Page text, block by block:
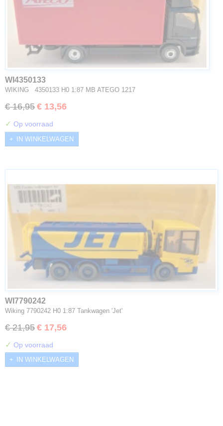
WI4350133
WIKING 4350133 H0 1:87 MB ATEGO 1217
€ 16,95 € 13,56
✓ Op voorraad
IN WINKELWAGEN
WI7790242
Wiking 7790242 H0 1:87 Tankwagen 'Jet'
€ 21,95 € 17,56
✓ Op voorraad
IN WINKELWAGEN